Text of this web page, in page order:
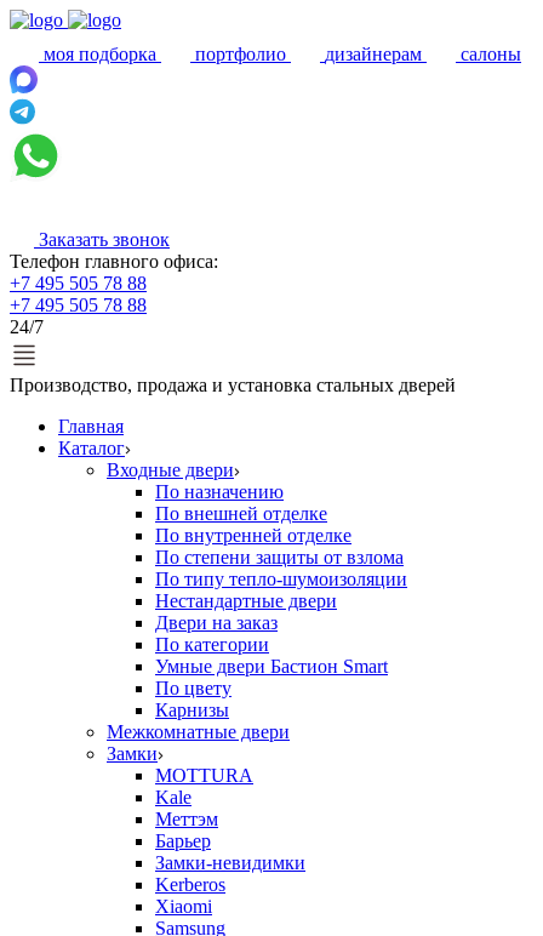
моя подборка портфолио дизайнерам салоны
Заказать звонок
Телефон главного офиса:
+7 495 505 78 88
+7 495 505 78 88
24/7
Производство, продажа и установка стальных дверей
Главная
Каталог
Входные двери
По назначению
По внешней отделке
По внутренней отделке
По степени защиты от взлома
По типу тепло-шумоизоляции
Нестандартные двери
Двери на заказ
По категории
Умные двери Бастион Smart
По цвету
Карнизы
Межкомнатные двери
Замки
MOTTURA
Kale
Меттэм
Барьер
Замки-невидимки
Kerberos
Xiaomi
Samsung